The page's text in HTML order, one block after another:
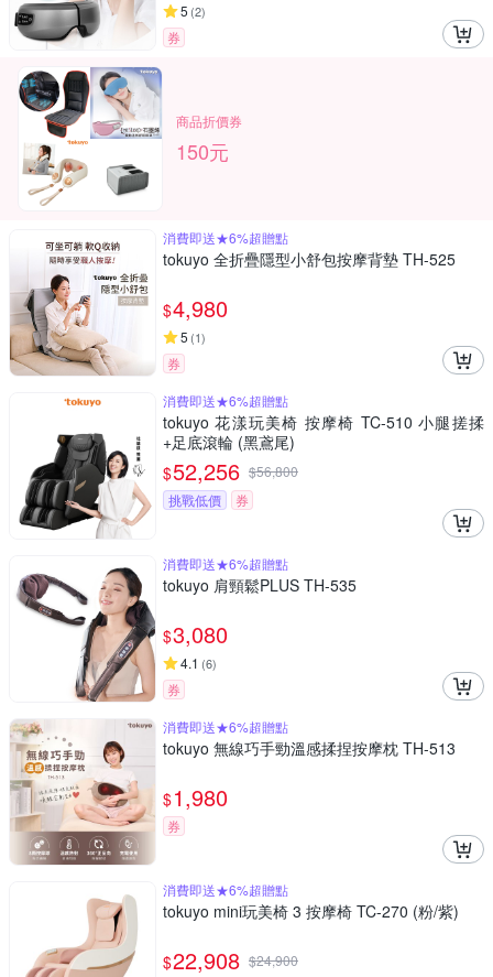
5 (2)
券
商品折價券
150元
消費即送★6%超贈點
tokuyo 全折疊隱型小舒包按摩背墊 TH-525
$4,980
5 (1)
券
消費即送★6%超贈點
tokuyo 花漾玩美椅 按摩椅 TC-510 小腿搓揉
+足底滾輪 (黑鳶尾)
$52,256 $56,800
挑戰低價
券
消費即送★6%超贈點
tokuyo 肩頸鬆PLUS TH-535
$3,080
4.1 (6)
券
消費即送★6%超贈點
tokuyo 無線巧手勁溫感揉捏按摩枕 TH-513
$1,980
券
消費即送★6%超贈點
tokuyo mini玩美椅 3 按摩椅 TC-270 (粉/紫)
$22,908 $24,900